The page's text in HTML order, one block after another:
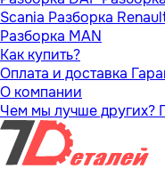
Scania Разборка
Разборка MAN
Как купить?
Оплата и доставка
О компании
Чем мы лучше других?